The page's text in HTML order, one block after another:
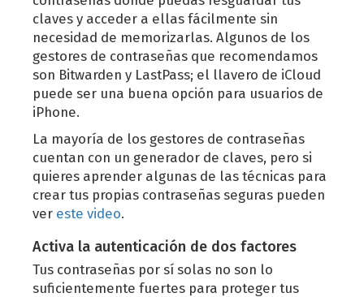
claves y acceder a ellas fácilmente sin
necesidad de memorizarlas. Algunos de los
gestores de contraseñas que recomendamos
son Bitwarden y LastPass; el llavero de iCloud
puede ser una buena opción para usuarios de
iPhone.
La mayoría de los gestores de contraseñas
cuentan con un generador de claves, pero si
quieres aprender algunas de las técnicas para
crear tus propias contraseñas seguras pueden
ver este video.
Activa la autenticación de dos factores
Tus contraseñas por sí solas no son lo
suficientemente fuertes para proteger tus